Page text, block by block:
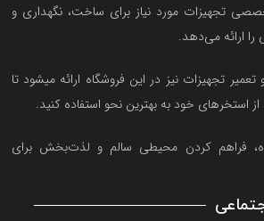
تجهیزات مورد نیاز برای ساخت، نگهداری و
را ارائه می‌دهد.
تجهیزات نیز در این فروشگاه ارائه میشود تا
استخرهای خود به بهترین نحو استفاده کنید.
فراهم کردن محیطی سالم و لذت‌بخش برای